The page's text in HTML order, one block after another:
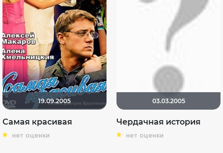
19.09.2005
Самая красивая
нет оценки
03.03.2005
Чердачная история
нет оценки